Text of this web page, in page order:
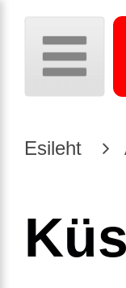
Esileht